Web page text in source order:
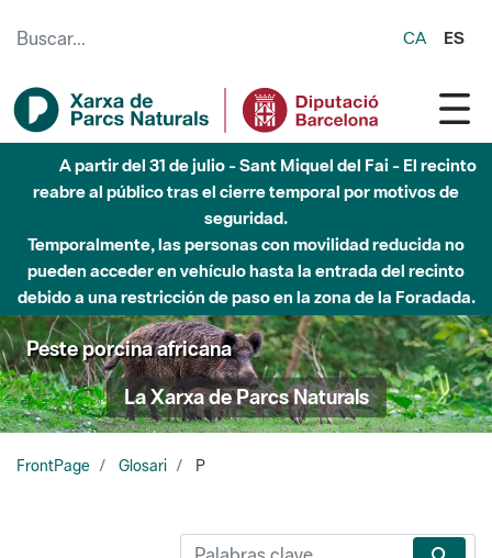
CA ES
Hasta diciembre de 2026 - Parque Fluvial Besós -
Afectaciones en el cauce del Parque Fluvial del Besòs debido
a obras de construcción de una pasarela sobre el río
Peste porcina africana
La Xarxa de Parcs Naturals
FrontPage Glosari P